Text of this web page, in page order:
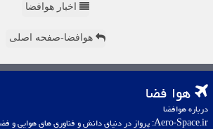
اخبار هوافضا
هوافضا-صفحه اصلی
هوا فضا
درباره هوافضا
Aero-Space.ir: پرواز در دنیای دانش و فناوری های هوایی و فضایی، از زمین تا کهکشان